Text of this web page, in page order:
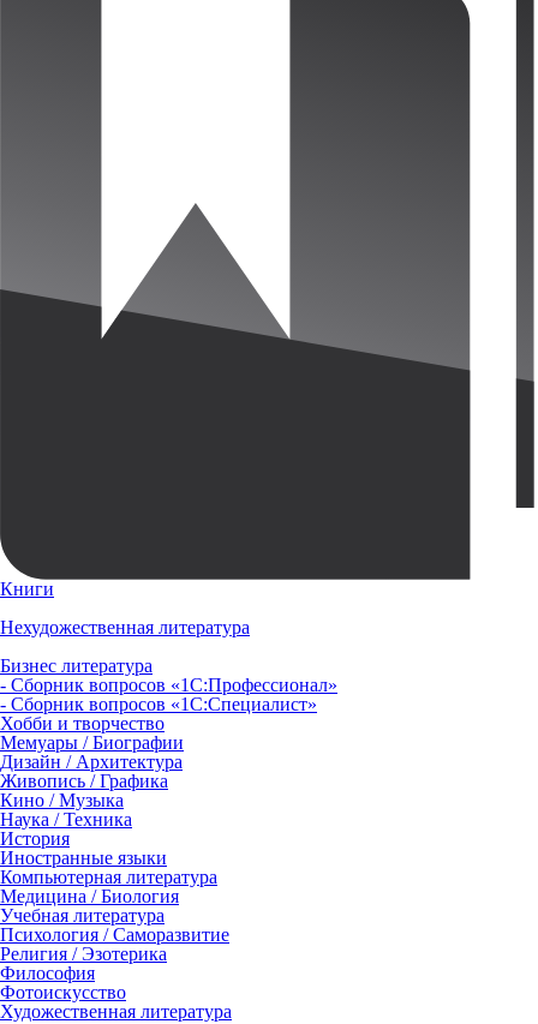
Книги
Нехудожественная литература
Бизнес литература
- Сборник вопросов «1С:Профессионал»
- Сборник вопросов «1С:Специалист»
Хобби и творчество
Мемуары / Биографии
Дизайн / Архитектура
Живопись / Графика
Кино / Музыка
Наука / Техника
История
Иностранные языки
Компьютерная литература
Медицина / Биология
Учебная литература
Психология / Саморазвитие
Религия / Эзотерика
Философия
Фотоискусство
Художественная литература